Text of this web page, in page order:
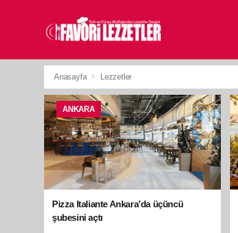
Anasayfa Lezzetler
ANKARA
Pizza Italiante Ankara’da üçüncü
şubesini açtı